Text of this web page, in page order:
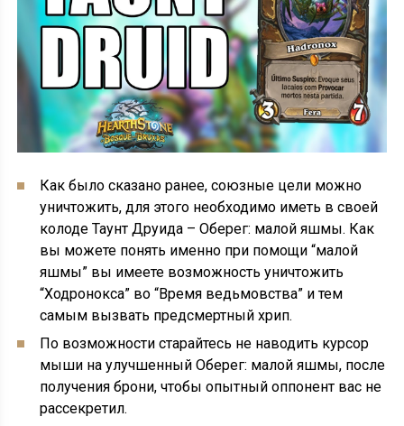
Как было сказано ранее, союзные цели можно
уничтожить, для этого необходимо иметь в своей
колоде Таунт Друида – Оберег: малой яшмы. Как
вы можете понять именно при помощи “малой
яшмы” вы имеете возможность уничтожить
“Ходронокса” во “Время ведьмовства” и тем
самым вызвать предсмертный хрип.
По возможности старайтесь не наводить курсор
мыши на улучшенный Оберег: малой яшмы, после
получения брони, чтобы опытный оппонент вас не
рассекретил.